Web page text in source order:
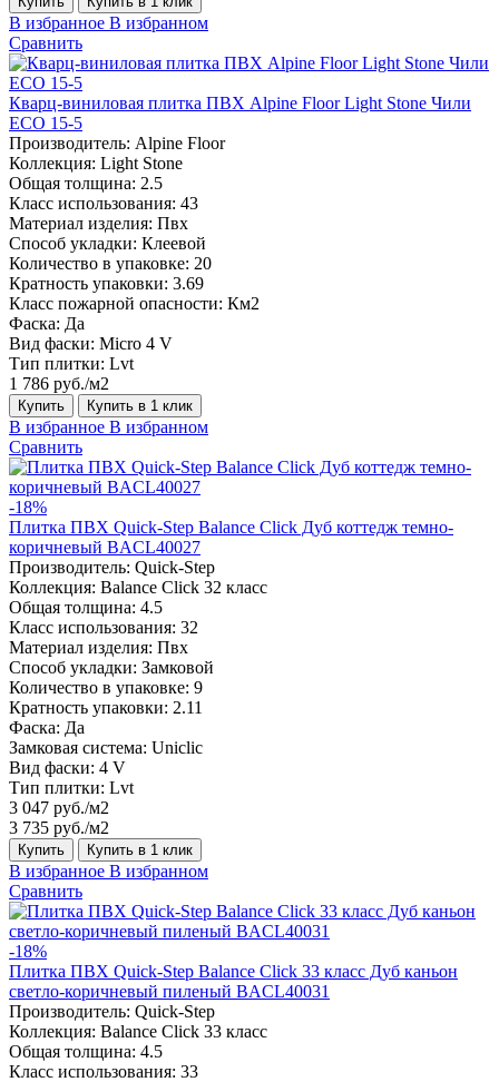
В избранное В избранном
Сравнить
Кварц-виниловая плитка ПВХ Alpine Floor Light Stone Чили
ECO 15-5
Производитель: Alpine Floor
Коллекция: Light Stone
Общая толщина: 2.5
Класс использования: 43
Материал изделия: Пвх
Способ укладки: Клеевой
Количество в упаковке: 20
Кратность упаковки: 3.69
Класс пожарной опасности: Км2
Фаска: Да
Вид фаски: Micro 4 V
Тип плитки: Lvt
1 786 руб./м2
Купить Купить в 1 клик
В избранное В избранном
Сравнить
-18%
Плитка ПВХ Quick-Step Balance Click Дуб коттедж темно-
коричневый BACL40027
Производитель: Quick-Step
Коллекция: Balance Click 32 класс
Общая толщина: 4.5
Класс использования: 32
Материал изделия: Пвх
Способ укладки: Замковой
Количество в упаковке: 9
Кратность упаковки: 2.11
Фаска: Да
Замковая система: Uniclic
Вид фаски: 4 V
Тип плитки: Lvt
3 047 руб./м2
3 735 руб./м2
Купить Купить в 1 клик
В избранное В избранном
Сравнить
-18%
Плитка ПВХ Quick-Step Balance Click 33 класс Дуб каньон
светло-коричневый пиленый BACL40031
Производитель: Quick-Step
Коллекция: Balance Click 33 класс
Общая толщина: 4.5
Класс использования: 33